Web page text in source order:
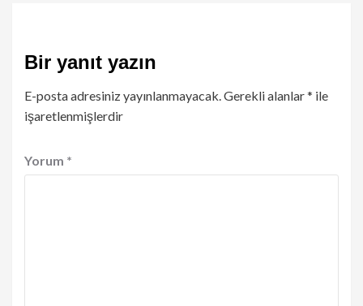
Bir yanıt yazın
E-posta adresiniz yayınlanmayacak.Gerekli alanlar* ile
işaretlenmişlerdir
Yorum *